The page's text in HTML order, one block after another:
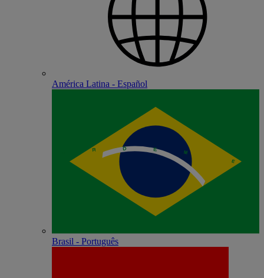
América Latina - Español
Brasil - Português